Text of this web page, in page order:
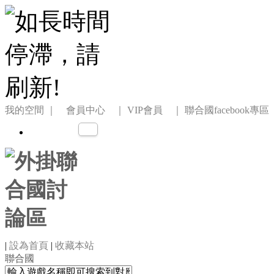
我的空間 ｜ 會員中心 ｜ VIP會員 ｜ 聯合國facebook專區
| 設為首頁 | 收藏本站
聯合國